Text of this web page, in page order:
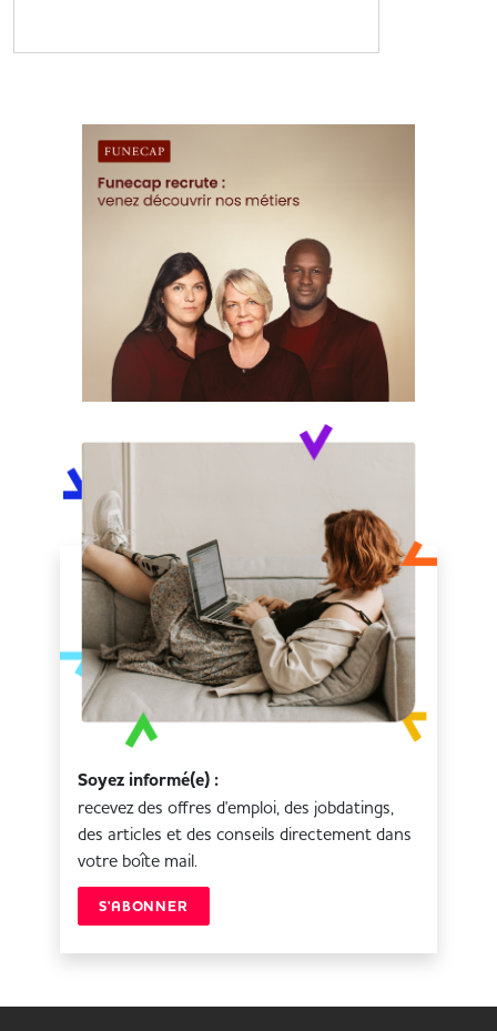
Soyez informé(e) :
recevez des offres d'emploi, des jobdatings,
des articles et des conseils directement dans
votre boîte mail.
S'ABONNER